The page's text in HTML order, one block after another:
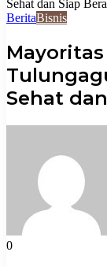
Sehat dan Siap
BeritaBisnis
Sehat
0